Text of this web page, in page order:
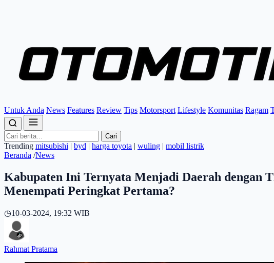
Untuk Anda News Features Review Tips Motorsport Lifestyle Komunitas Ragam
Cari
Trending mitsubishi | byd | harga toyota | wuling | mobil listrik
Beranda /News
Kabupaten Ini Ternyata Menjadi Daerah dengan
Menempati Peringkat Pertama?
◷10-03-2024, 19:32 WIB
Rahmat Pratama